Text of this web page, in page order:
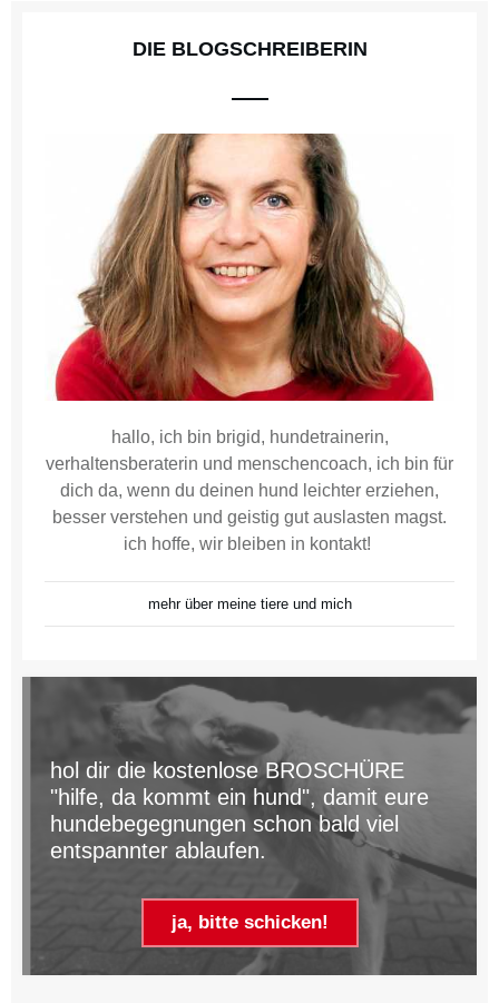
DIE BLOGSCHREIBERIN
hallo, ich bin brigid, hundetrainerin,
verhaltensberaterin und menschencoach, ich bin für
dich da, wenn du deinen hund leichter erziehen,
besser verstehen und geistig gut auslasten magst.
ich hoffe, wir bleiben in kontakt!
mehr über meine tiere und mich
hol dir die kostenlose BROSCHÜRE
"hilfe, da kommt ein hund", damit eure
hundebegegnungen schon bald viel
entspannter ablaufen.
ja, bitte schicken!